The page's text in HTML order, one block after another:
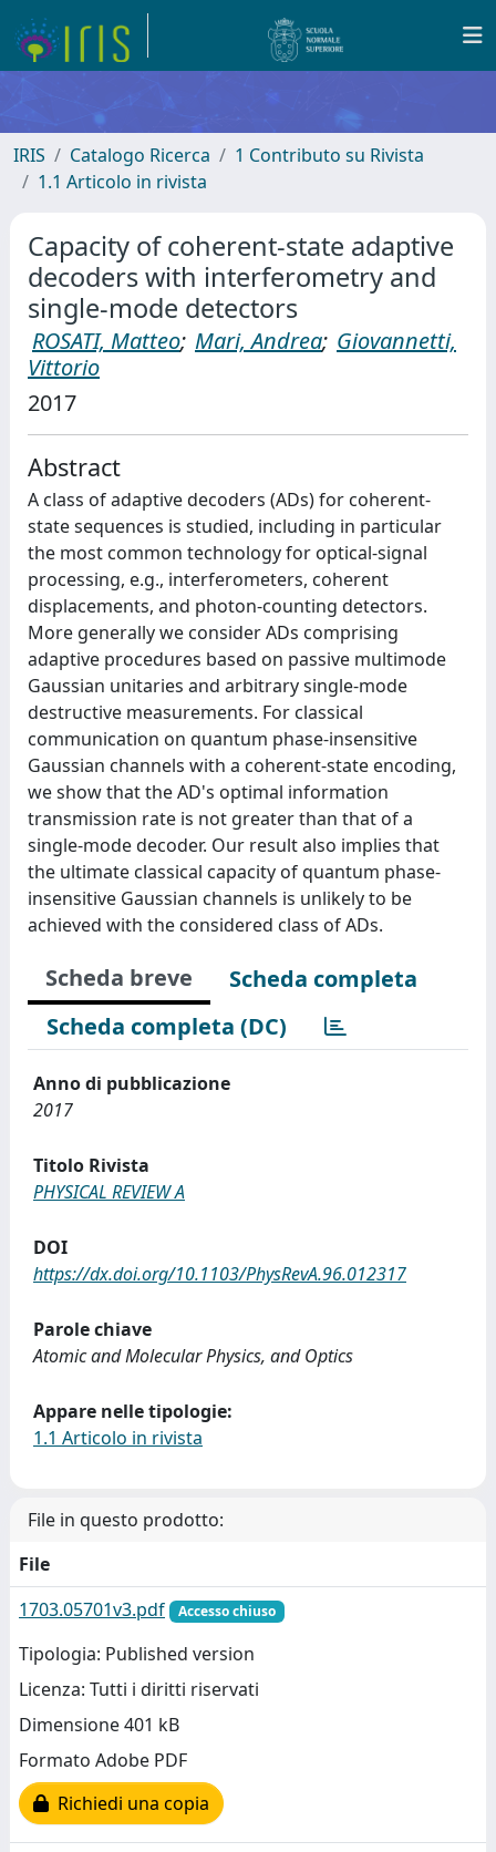
IRIS Catalogo Ricerca
1 Contributo su Rivista
1.1 Articolo in rivista
Capacity of coherent-state adaptive
decoders with interferometry and
single-mode detectors
ROSATI, Matteo; Mari, Andrea; Giovannetti,
Vittorio
2017
Abstract
A class of adaptive decoders (ADs) for coherent-
state sequences is studied, including in particular
the most common technology for optical-signal
processing, e.g., interferometers, coherent
displacements, and photon-counting detectors.
More generally we consider ADs comprising
adaptive procedures based on passive multimode
Gaussian unitaries and arbitrary single-mode
destructive measurements. For classical
communication on quantum phase-insensitive
Gaussian channels with a coherent-state encoding,
we show that the AD's optimal information
transmission rate is not greater than that of a
single-mode decoder. Our result also implies that
the ultimate classical capacity of quantum phase-
insensitive Gaussian channels is unlikely to be
achieved with the considered class of ADs.
Scheda breve
Scheda completa
Scheda completa (DC)
Anno di pubblicazione
2017
Titolo Rivista
PHYSICAL REVIEW A
DOI
https://dx.doi.org/10.1103/PhysRevA.96.012317
Parole chiave
Atomic and Molecular Physics, and Optics
Appare nelle tipologie:
1.1 Articolo in rivista
File in questo prodotto:
File
1703.05701v3.pdf
Accesso chiuso
Tipologia: Published version
Licenza: Tutti i diritti riservati
Dimensione 401 kB
Formato Adobe PDF
Richiedi una copia